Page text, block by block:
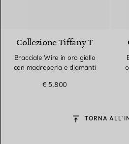
Collezione Tiffany T
Bracciale Wire in oro giallo
con madreperla e diamanti
€ 5.800
TORNA